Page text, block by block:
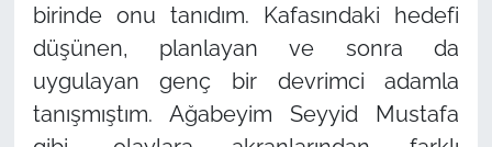
birinde onu tanıdım. Kafasındaki hedefi
düşünen, planlayan ve sonra da
uygulayan genç bir devrimci adamla
tanışmıştım. Ağabeyim Seyyid Mustafa